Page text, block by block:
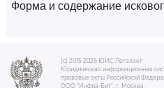
Форма и содержание
(c) 2015-2026 ЮИС Легалакт
Юридическая информационная
правовые акты Российской
ООО "Инфра-Бит", г. Москва.